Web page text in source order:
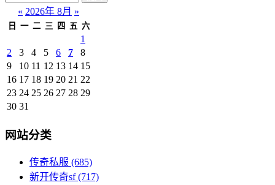
« 2026年 8月 »
日 一 二 三 四 五 六
1
2
3 4 5 6 7
8
9
10 11 12 13 14 15
16 17 18 19 20 21 22
23 24 25 26 27 28 29
30 31
网站分类
传奇私服 (685)
新开传奇sf(717)